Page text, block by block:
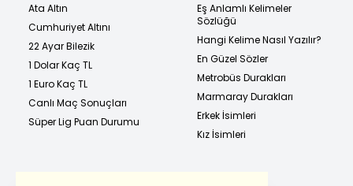
Ata Altın
Cumhuriyet Altını
22 Ayar Bilezik
1 Dolar Kaç TL
1 Euro Kaç TL
Canlı Maç Sonuçları
Süper Lig Puan Durumu
Eş Anlamlı Kelimeler
Sözlüğü
Hangi Kelime Nasıl Yazılır?
En Güzel Sözler
Metrobüs Durakları
Marmaray Durakları
Erkek İsimleri
Kız İsimleri